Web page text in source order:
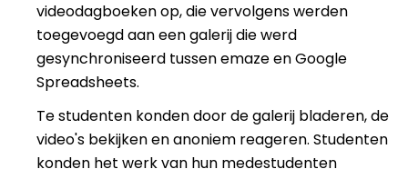
videodagboeken op, die vervolgens werden
toegevoegd aan een galerij die werd
gesynchroniseerd tussen emaze en Google
Spreadsheets.
Te studenten konden door de galerij bladeren, de
video's bekijken en anoniem reageren. Studenten
konden het werk van hun medestudenten